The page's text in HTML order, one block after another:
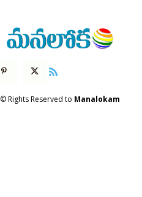
© Rights Reserved to Manalokam